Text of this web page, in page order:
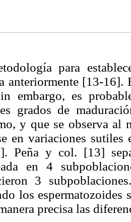
para
anteriormente [13-16].
embargo, es
grados de
y que se observa al
en variaciones
Peña y col. [13]
en 4
3
los
precisa las